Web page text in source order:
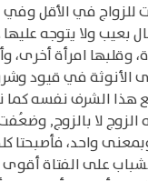
للزواج في الأقل
بعيب ولا يتوجه
امرأة أخرى،
الأنوثة في قيود
الشرف نفسه كما
الزوج لا بالزوج,
واحد،
على الفتاة